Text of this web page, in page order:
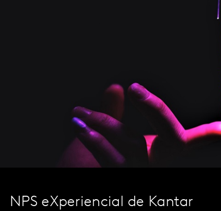
NPS eXperiencial de Kantar